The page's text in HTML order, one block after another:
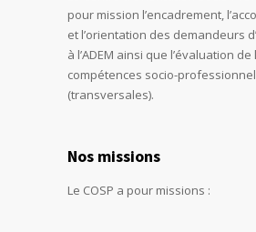
pour mission l’encadrement,
et l’orientation des demandeurs
à l’ADEM ainsi que l’évaluation
compétences socio-
(transversales).
Nos missions
Le COSP a pour missions :